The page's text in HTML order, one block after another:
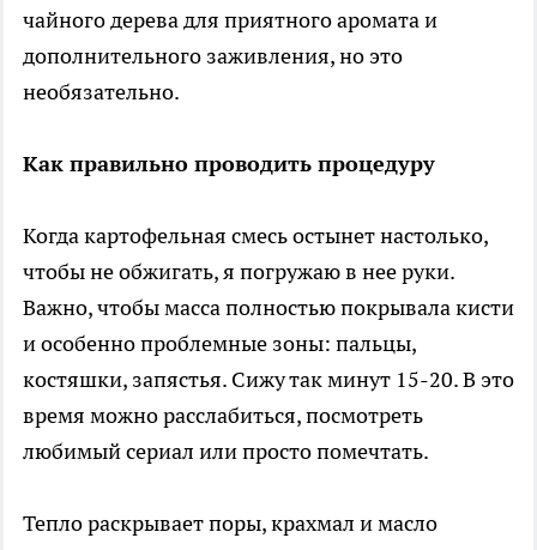
чайного дерева для приятного аромата и
дополнительного заживления, но это
необязательно.
Как правильно проводить процедуру
Когда картофельная смесь остынет настолько,
чтобы не обжигать, я погружаю в нее руки.
Важно, чтобы масса полностью покрывала кисти
и особенно проблемные зоны: пальцы,
костяшки, запястья. Сижу так минут 15-20. В это
время можно расслабиться, посмотреть
любимый сериал или просто помечтать.
Тепло раскрывает поры, крахмал и масло